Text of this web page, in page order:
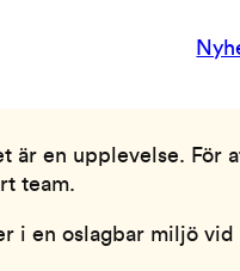
en upplevelse. För
team.
i en oslagbar miljö